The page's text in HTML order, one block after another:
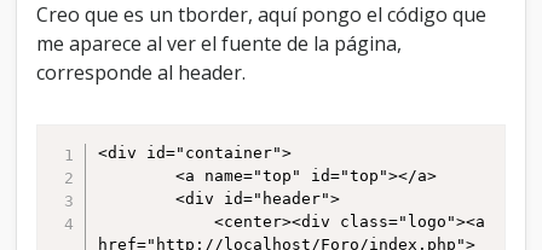
Creo que es un tborder, aquí pongo el código que
me aparece al ver el fuente de la página,
corresponde al header.
<div id="container">
href="http://localhost/Foro/index.php">